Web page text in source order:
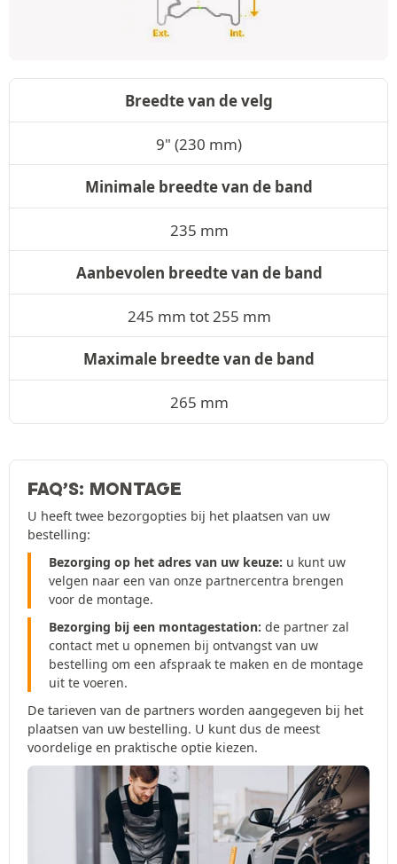
Breedte van de velg
9" (230 mm)
Minimale breedte van de band
235 mm
Aanbevolen breedte van de band
245 mm tot 255 mm
Maximale breedte van de band
265 mm
FAQ’S: MONTAGE
U heeft twee bezorgopties bij het plaatsen van uw
bestelling:
Bezorging op het adres van uw keuze: u kunt uw
velgen naar een van onze partnercentra brengen
voor de montage.
Bezorging bij een montagestation: de partner zal
contact met u opnemen bij ontvangst van uw
bestelling om een afspraak te maken en de montage
uit te voeren.
De tarieven van de partners worden aangegeven bij het
plaatsen van uw bestelling. U kunt dus de meest
voordelige en praktische optie kiezen.